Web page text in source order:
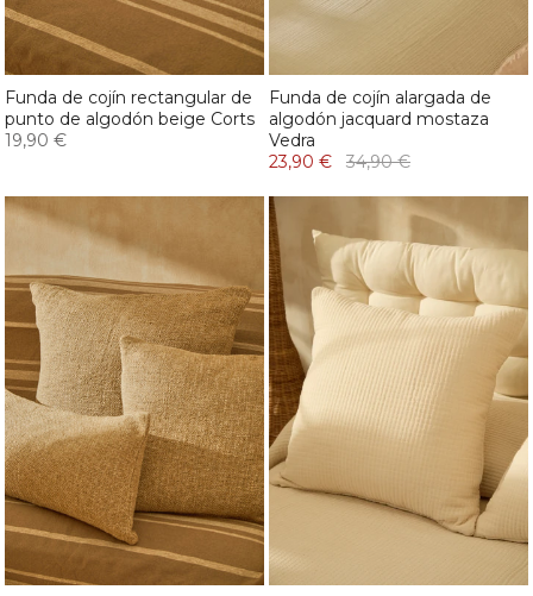
Funda de cojín rectangular de
punto de algodón beige Corts
19,90 €
Funda de cojín alargada de
algodón jacquard mostaza
Vedra
23,90 €
34,90 €